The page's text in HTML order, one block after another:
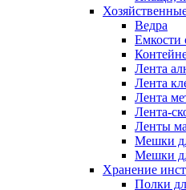
Ведра
Емкости
Лента
Лента
Лента
Лента-
Ленты
Мешки
Мешки
Хранение
Полки